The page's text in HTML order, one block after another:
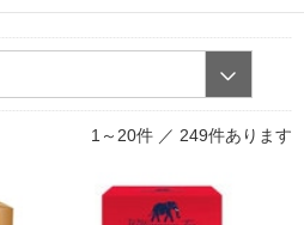
1～20件 ／ 249件あります